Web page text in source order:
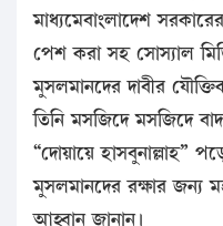
মাধ্যমেবাংলাদেশ
পেশ করা সহ সোস্যাল
মুসলমানদের দাবীর
তিনি মসজিদে মসজিদে
“দোয়ায়ে হাসবুনাল্লাহ”
মুসলমানদের রক্ষার জন্য
আহ্বান জানান।